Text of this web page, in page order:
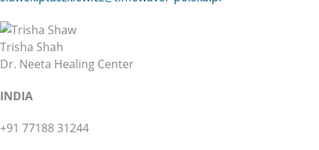
Trisha Shah
Dr. Neeta Healing Center
INDIA
+91 77188 31244